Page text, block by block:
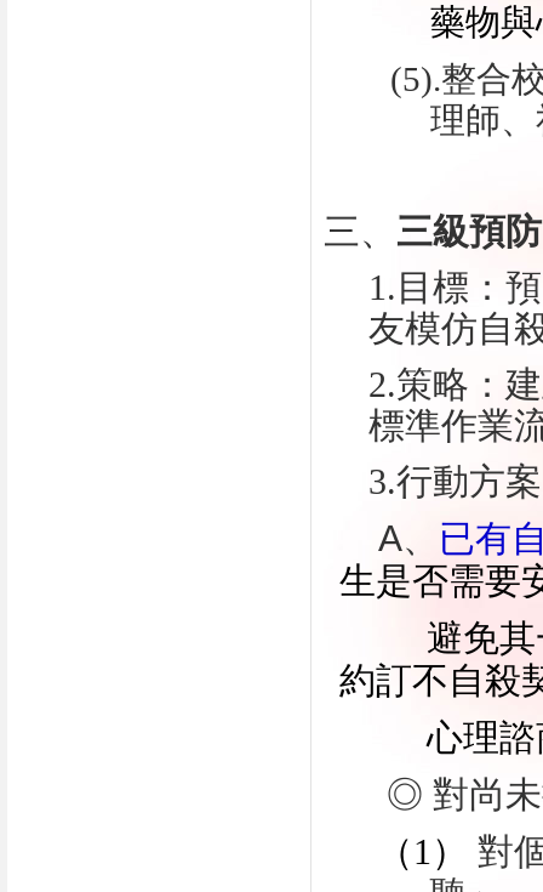
藥物
(5).整合
理師
三、 三級預防
1.目標：
友模仿自
2.策略：
標準作業
3.行動方
A、 已有
生是否需要
避免
約訂不自殺
心理
◎ 對尚未
（1）
對